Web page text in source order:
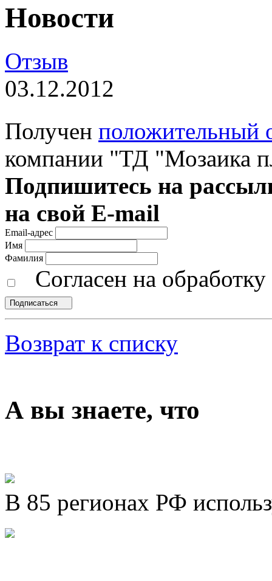
Новости
Отзыв
03.12.2012
Получен положительный
компании "ТД "Мозаика
Подпишитесь на
на свой E-mail
Email-адрес
Имя
Фамилия
Согласен на
Подписаться
Возврат к списку
А вы знаете, что
В 85 регионах РФ